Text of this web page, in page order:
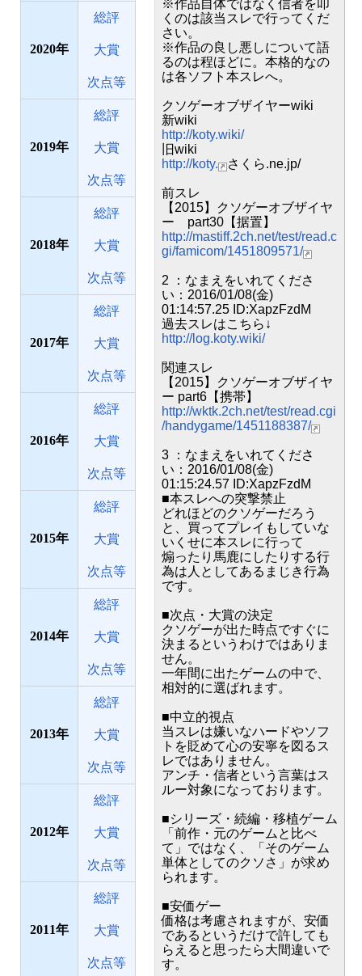
2020
総評
大賞
次点等
2019
総評
大賞
次点等
2018
総評
大賞
次点等
2017
総評
大賞
次点等
2016
総評
大賞
次点等
2015
総評
大賞
次点等
2014
総評
大賞
次点等
2013
総評
大賞
次点等
2012
総評
大賞
次点等
2011
総評
大賞
次点等
※作品自体ではなく信者を叩
くのは該当スレで行ってくだ
さい。
※作品の良し悪しについて語
るのは程ほどに。本格的なの
は各ソフト本スレへ。
クソゲーオブザイヤーwiki
新wiki
http://koty.wiki/
旧wiki
http://koty.
さくら.ne.jp/
前スレ
【2015】クソゲーオブザイヤ
ー part30【据置】
http://mastiff.2ch.net/test/read.c
gi/famicom/1451809571/
2 ：なまえをいれてくださ
い：2016/01/08(金)
01:14:57.25 ID:XapzFzdM
過去スレはこちら↓
http://log.koty.wiki/
関連スレ
【2015】クソゲーオブザイヤ
ー part6【携帯】
http://wktk.2ch.net/test/read.cgi
/handygame/1451188387/
3 ：なまえをいれてくださ
い：2016/01/08(金)
01:15:24.57 ID:XapzFzdM
■本スレへの突撃禁止
どれほどのクソゲーだろう
と、買ってプレイもしていな
いくせに本スレに行って
煽ったり馬鹿にしたりする行
為は人としてあるまじき行為
です。
■次点・大賞の決定
クソゲーが出た時点ですぐに
決まるというわけではありま
せん。
一年間に出たゲームの中で、
相対的に選ばれます。
■中立的視点
当スレは嫌いなハードやソフ
トを貶めて心の安寧を図るス
レではありません。
アンチ・信者という言葉はス
ルー対象になっております。
■シリーズ・続編・移植ゲーム
「前作・元のゲームと比べ
て」ではなく、「そのゲーム
単体としてのクソさ」が求め
られます。
■安価ゲー
価格は考慮されますが、安価
であるというだけで許しても
らえると思ったら大間違いで
す。